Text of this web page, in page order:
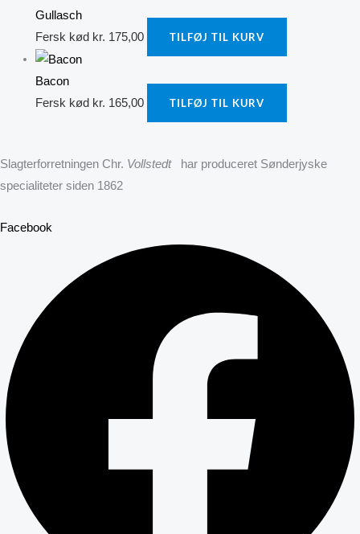
Gullasch
Fersk kød kr. 175,00 TILFØJ TIL KURV
Bacon
Fersk kød kr. 165,00 TILFØJ TIL KURV
Slagterforretningen Chr. Vollstedthar produceret Sønderjyske
specialiteter siden 1862
Facebook